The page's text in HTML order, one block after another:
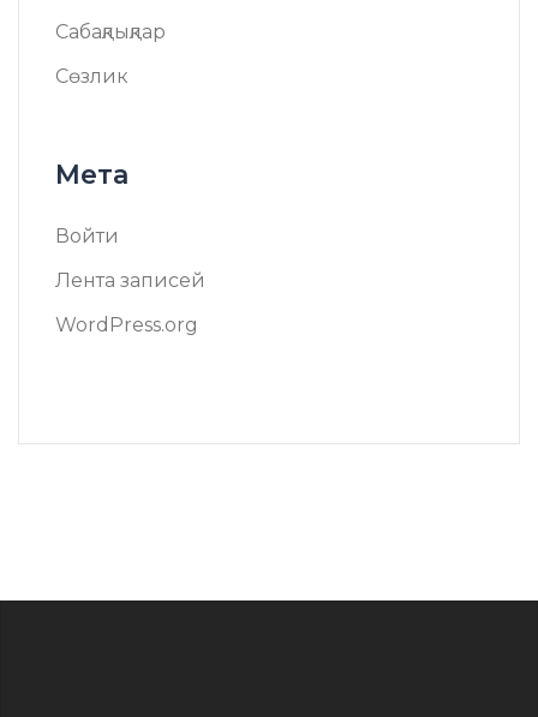
Сабақлықлар
Сөзлик
Мета
Войти
Лента записей
WordPress.org